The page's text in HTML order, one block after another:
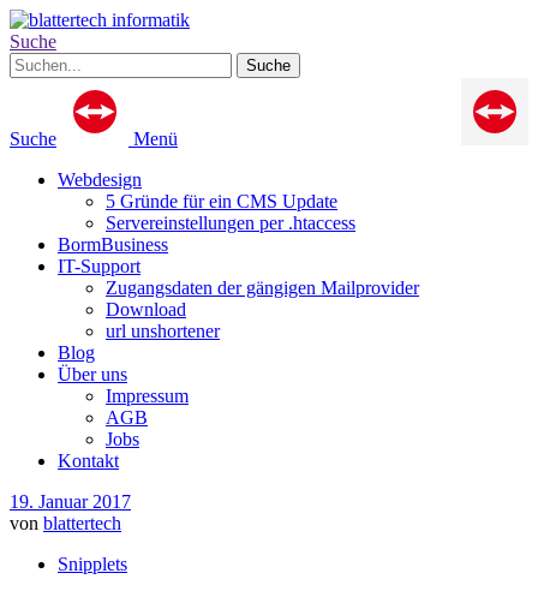
Suche
Suche
Menü
Webdesign
5 Gründe für ein CMS Update
Servereinstellungen per .htaccess
BormBusiness
IT-Support
Zugangsdaten der gängigen Mailprovider
Download
url unshortener
Blog
Über uns
Impressum
AGB
Jobs
Kontakt
19. Januar 2017
von blattertech
Snipplets